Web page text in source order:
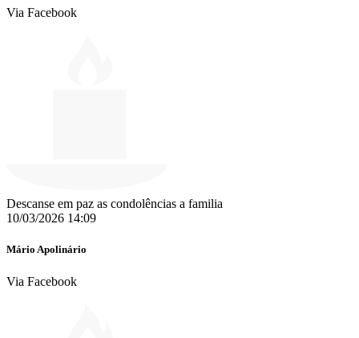
Via Facebook
Descanse em paz as condolências a familia
10/03/2026 14:09
Mário Apolinário
Via Facebook